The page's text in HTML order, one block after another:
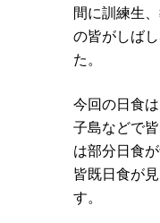
間に訓練生
の皆がしば
た。
今回の日食
子島などで
は部分日食
皆既日食が
す。